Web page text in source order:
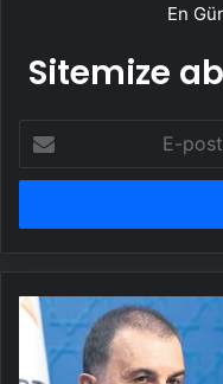
En
Sitemize
posta
adresinizi
Türkiye’nin
gündeminden
terörü